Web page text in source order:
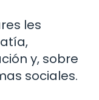
les
y, sobre
sociales.